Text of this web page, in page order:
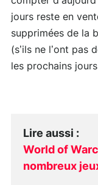
jours reste en
supprimées de la
(s’ils ne l’ont pas
les prochains
Lire aussi :
World of
nombreux